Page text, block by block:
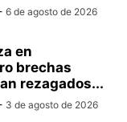
6 de agosto de 2026
en
brechas
rezagados...
3 de agosto de 2026